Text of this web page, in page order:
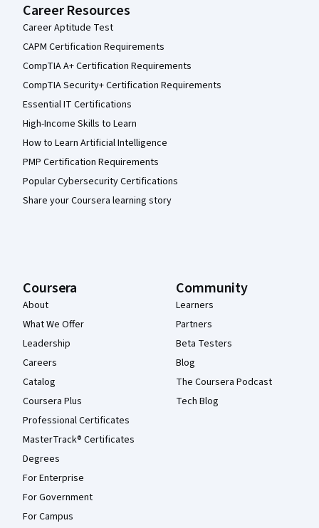
Career Resources
Career Aptitude Test
CAPM Certification Requirements
CompTIA A+ Certification Requirements
CompTIA Security+ Certification Requirements
Essential IT Certifications
High-Income Skills to Learn
How to Learn Artificial Intelligence
PMP Certification Requirements
Popular Cybersecurity Certifications
Share your Coursera learning story
Coursera
About
What We Offer
Leadership
Careers
Catalog
Coursera Plus
Professional Certificates
MasterTrack® Certificates
Degrees
For Enterprise
For Government
For Campus
Community
Learners
Partners
Beta Testers
Blog
The Coursera Podcast
Tech Blog